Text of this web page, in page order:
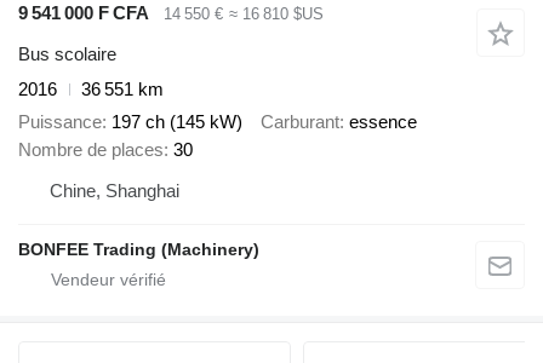
9 541 000 F CFA
14 550 € ≈ 16 810 $US
Bus scolaire
2016
36 551 km
Puissance 197 ch (145 kW) Carburant essence
Nombre de places 30
Chine, Shanghai
BONFEE Trading (Machinery)